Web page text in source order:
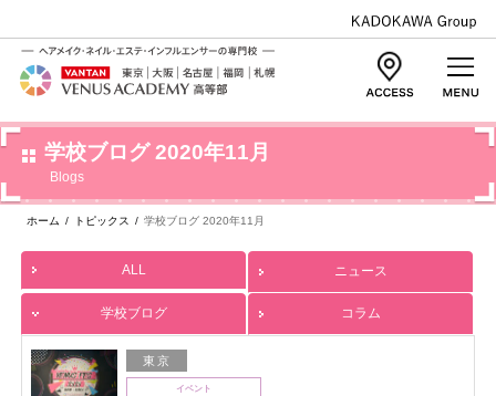
学校ブログ 2020年11月
Blogs
ホーム / トピックス / 学校ブログ 2020年11月
ALL ニュース
学校ブログ コラム
東京
イベント